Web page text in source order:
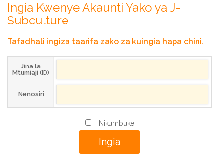
Ingia Kwenye Akaunti Yako ya J-
Subculture
Tafadhali ingiza taarifa zako za kuingia hapa chini.
Jina la
Mtumiaji (ID)
Nenosiri
Nikumbuke